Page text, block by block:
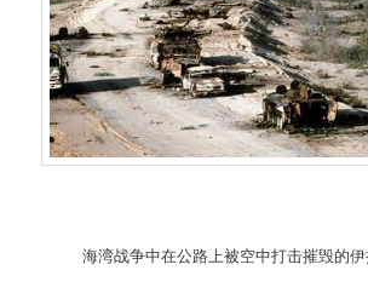
海湾战争中在公路上被空中打击摧毁的